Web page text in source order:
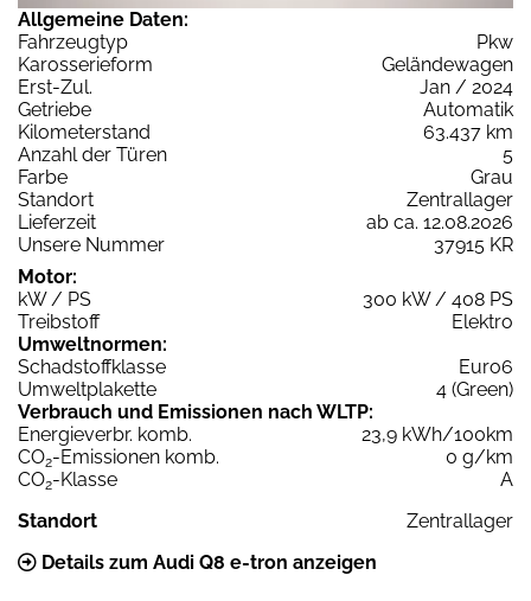
Allgemeine Daten:
Fahrzeugtyp
Pkw
Karosserieform
Geländewagen
Erst-Zul.
Jan / 2024
Getriebe
Automatik
Kilometerstand
63.437 km
Anzahl der Türen
5
Farbe
Grau
Standort
Zentrallager
Lieferzeit
ab ca. 12.08.2026
Unsere Nummer
37915 KR
Motor:
kW / PS
300 kW / 408 PS
Treibstoff
Elektro
Umweltnormen:
Schadstoffklasse
Euro6
Umweltplakette
4 (Green)
Verbrauch und Emissionen nach WLTP:
Energieverbr. komb.
23,9 kWh/100km
CO2-Emissionen komb.
0 g/km
CO2-Klasse
A
Standort
Zentrallager
Details zum Audi Q8 e-tron anzeigen